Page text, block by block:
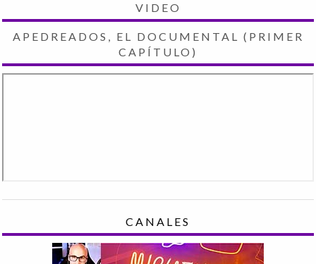
VIDEO
APEDREADOS, EL DOCUMENTAL (PRIMER
CAPÍTULO)
CANALES